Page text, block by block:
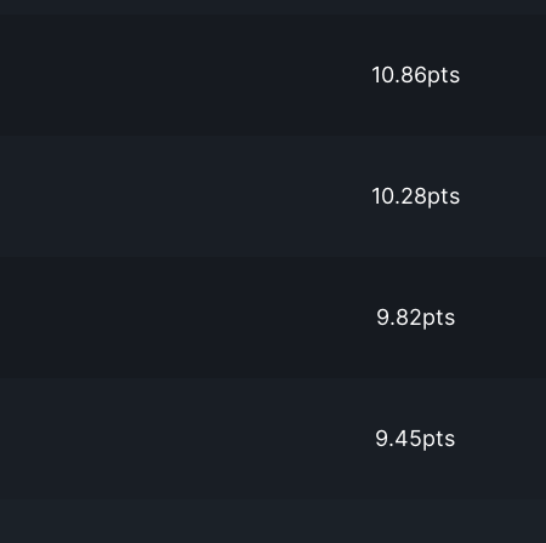
10.86pts
10.28pts
9.82pts
9.45pts